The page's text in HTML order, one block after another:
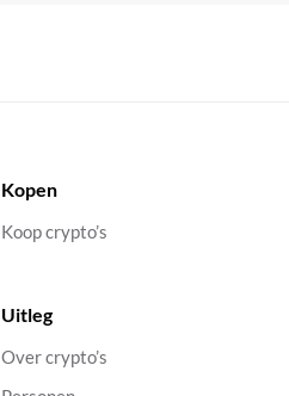
Kopen
Koop crypto’s
Uitleg
Over crypto’s